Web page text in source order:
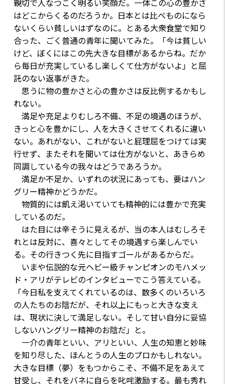
親切で人なつこく明るい笑顔だ。一体この心の豊かさ
はどこからくるのだろうか。日本とは比べものになら
ないくらい貧しいはずなのに。とある大衆食堂で知り
合った、ごく普通の青年に聞いてみた。「今は貧しい
けど、ぼくにはこの先大きな目標があるからね。だか
ら毎日が充実しているし楽しくて仕方がないよ」と屈
託のない返事がきた。
思うに物の豊かさと心の豊かさは反比例するかもし
れない。
満足や充足よりむしろ不備、不足の境遇のほうが、
きっと心を豊かにし、人を大きくさせてくれるに違い
ない。あれがない、これがないと屁理屈をつけては実
行せず、またそれを聞いては仕方がないと、あきらめ
同調している今の我々はどうであろうか。
満足か不足か、いずれの状況にあっても、要はハン
グリー精神かどうかだ。
物質的には飢え渇いていても精神的には豊かで充実
しているのだ。
はた目には辛そうに見えるが、当の本人はむしろそ
れとは反対に、喜々としてその境遇すら楽しんでい
る。その行きつく先に目指すゴールがあるからだ。
いまや伝説的な元ヘビー級チャンピオンのモハメッ
ド・アリがテレビのインタビューでこう答えている。
「今日私を支えてくれているのは、数多くのいろいろ
の人たちのお陰だが、それ以上にもっと大きな支え
は、現状に決して満足しない。そして甘い自分に妥協
しないハングリー精神のお陰だ」と。
一介の青年といい、アリといい、人生の知恵と妙味
を知り尽した、ほんとうの人生のプロかもしれない。
大きな目標（夢）をもつからこそ、不備不足をあえて
甘受し、それをバネに自らを叱咤激励する。最も秀れ